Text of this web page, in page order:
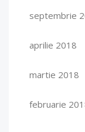
septembrie
aprilie 2018
martie 2018
februarie